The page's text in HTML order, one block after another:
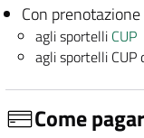
Con prenotazione
agli sportelli CUP
agli sportelli
Come